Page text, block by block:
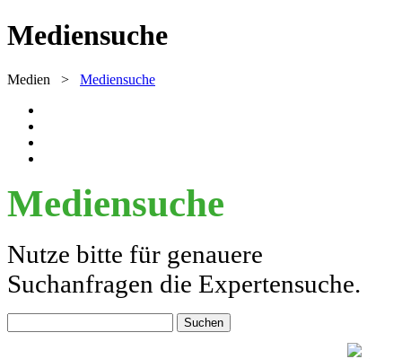
Mediensuche
Medien > Mediensuche
Mediensuche
Nutze bitte für genauere
Suchanfragen die Expertensuche.